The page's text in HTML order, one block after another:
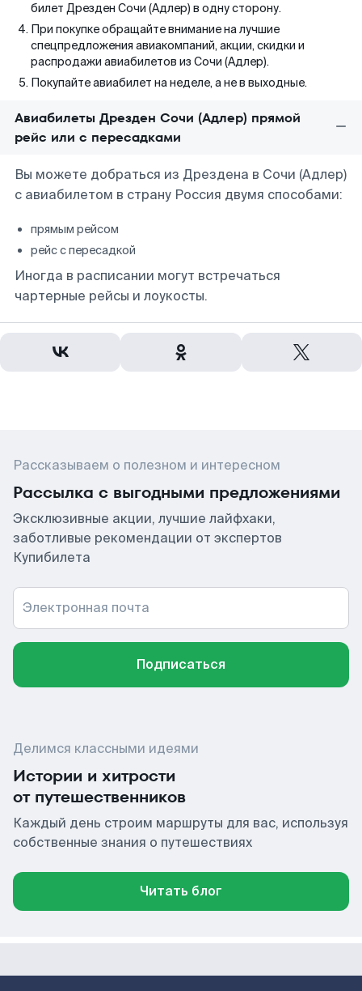
билет Дрезден Сочи (Адлер) в одну сторону.
При покупке обращайте внимание на лучшие
спецпредложения авиакомпаний, акции, скидки и
распродажи авиабилетов из Сочи (Адлер).
Покупайте авиабилет на неделе, а не в выходные.
Авиабилеты Дрезден Сочи (Адлер) прямой
рейс или с пересадками
Вы можете добраться из Дрездена в Сочи (Адлер)
с авиабилетом в страну Россия двумя способами:
прямым рейсом
рейс с пересадкой
Иногда в расписании могут встречаться
чартерные рейсы и лоукосты.
Рассказываем о полезном и интересном
Рассылка с выгодными предложениями
Эксклюзивные акции, лучшие лайфхаки,
заботливые рекомендации от экспертов
Купибилета
Электронная почта
Подписаться
Делимся классными идеями
Истории и хитрости
от путешественников
Каждый день строим маршруты для вас, используя
собственные знания о путешествиях
Читать блог